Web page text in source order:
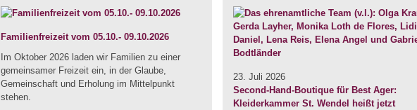
Familienfreizeit vom 05.10.- 09.10.2026
Im Oktober 2026 laden wir Familien zu einer
gemeinsamer Freizeit ein, in der Glaube,
Gemeinschaft und Erholung im Mittelpunkt
stehen.
23. Juli 2026
Second-Hand-Boutique für Best Ager:
Kleiderkammer St. Wendel heißt jetzt